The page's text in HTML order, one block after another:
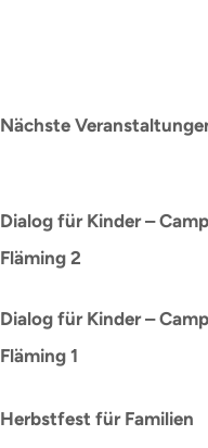
Nächste
Dialog für Kinder –
Fläming 2
Dialog für Kinder –
Fläming 1
Herbstfest für Familien